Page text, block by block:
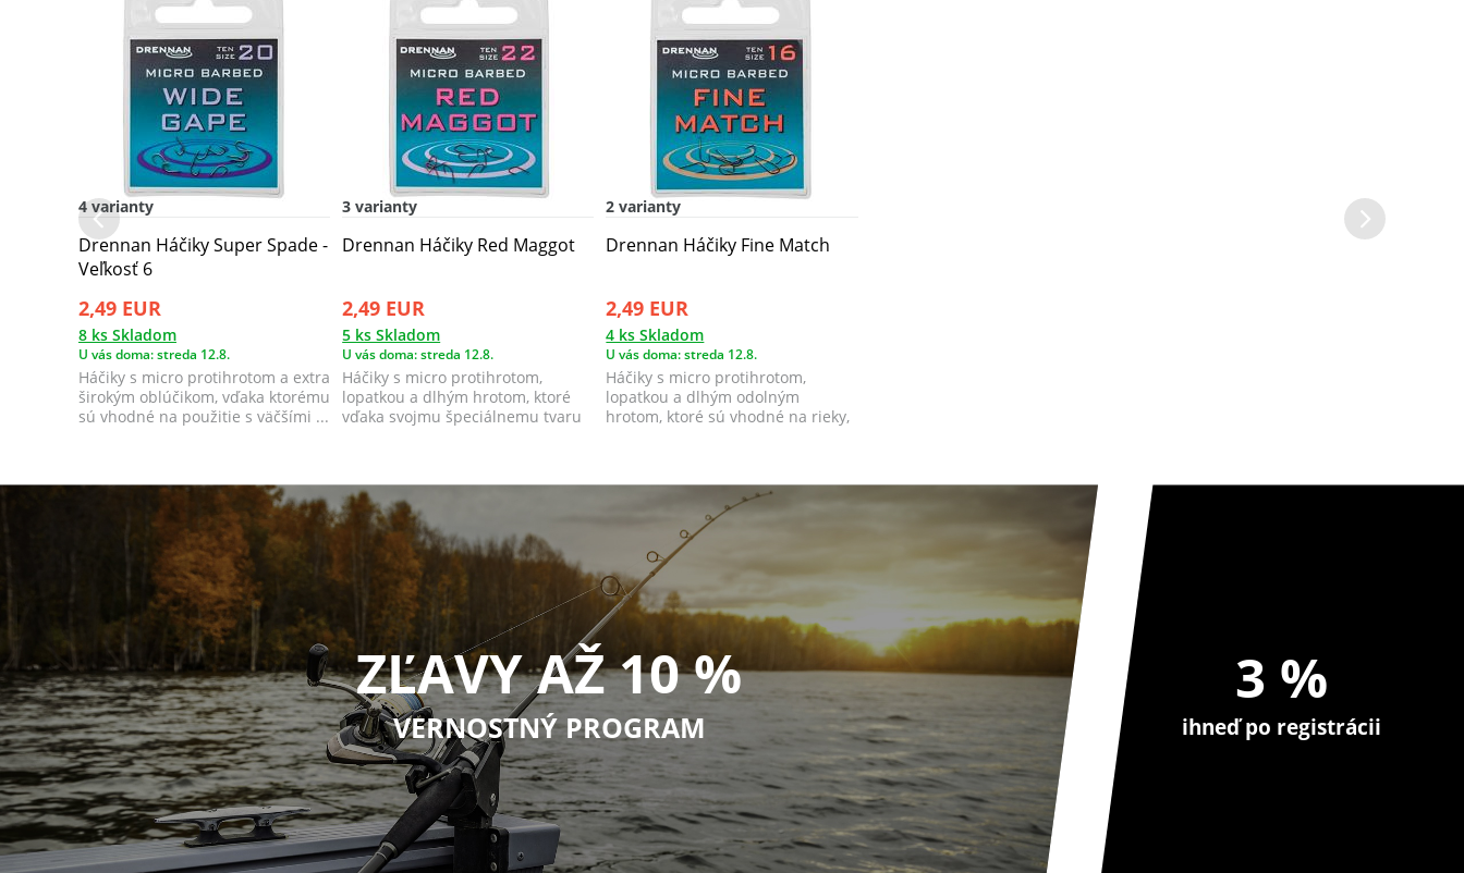
4 varianty
Drennan Háčiky Super Spade -
Veľkosť 6
2,49 EUR
8 ks Skladom
U vás doma: streda 12.8.
Háčiky s micro protihrotom a extra
širokým oblúčikom, vďaka ktorému
sú vhodné na použitie s väčšími ...
3 varianty
Drennan Háčiky Red Maggot
2,49 EUR
5 ks Skladom
U vás doma: streda 12.8.
Háčiky s micro protihrotom,
lopatkou a dlhým hrotom, ktoré
vďaka svojmu špeciálnemu tvaru
2 varianty
Drennan Háčiky Fine Match
2,49 EUR
4 ks Skladom
U vás doma: streda 12.8.
Háčiky s micro protihrotom,
lopatkou a dlhým odolným
hrotom, ktoré sú vhodné na rieky,
ZĽAVY AŽ 10 %
VERNOSTNÝ PROGRAM
3 %
ihneď po registrácii